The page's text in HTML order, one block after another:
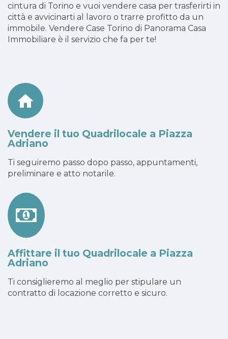
cintura di Torino e vuoi vendere casa per trasferirti in
città e avvicinarti al lavoro o trarre profitto da un
immobile. Vendere Case Torino di Panorama Casa
Immobiliare è il servizio che fa per te!
Vendere il tuo Quadrilocale a Piazza
Adriano
Ti seguiremo passo dopo passo, appuntamenti,
preliminare e atto notarile.
Affittare il tuo Quadrilocale a Piazza
Adriano
Ti consiglieremo al meglio per stipulare un
contratto di locazione corretto e sicuro.